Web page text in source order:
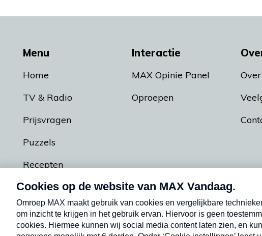
Menu
Home
TV & Radio
Prijsvragen
Puzzels
Recepten
Podcasts
Interactie
MAX Opinie Panel
Oproepen